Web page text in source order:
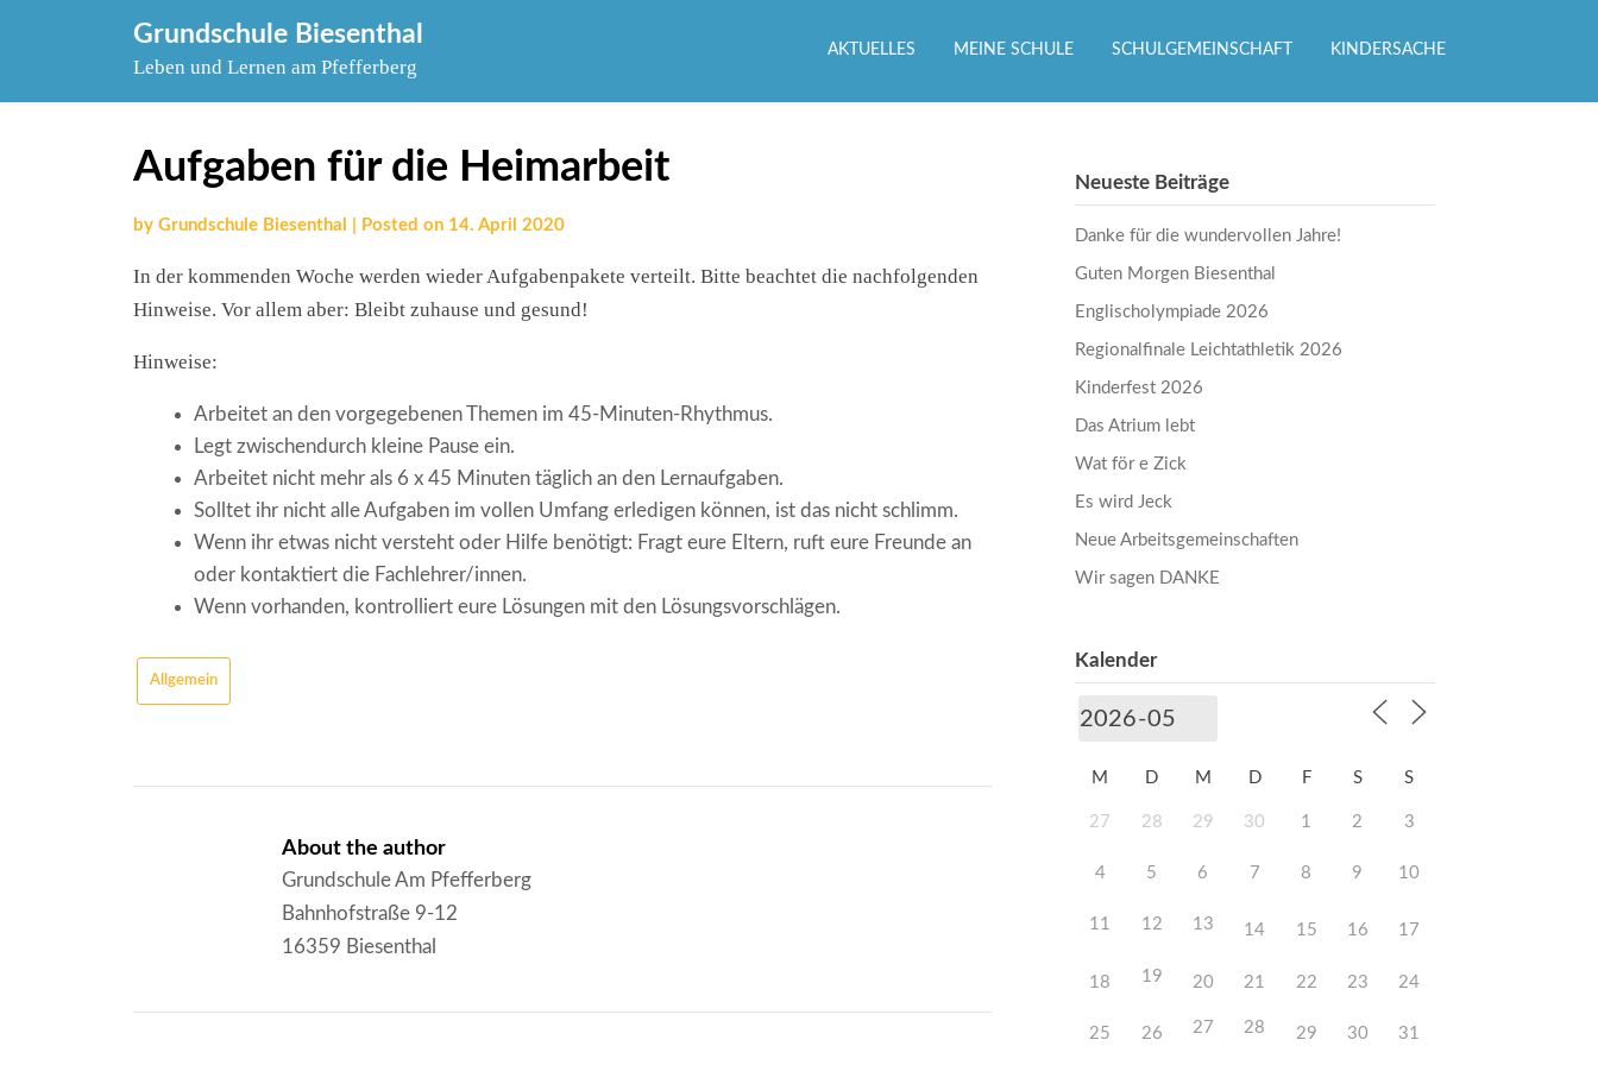
Grundschule Biesenthal
Leben und Lernen am Pfefferberg
AKTUELLES MEINE SCHULE SCHULGEMEINSCHAFT KINDERSACHE
Aufgaben für die Heimarbeit
by Grundschule Biesenthal Posted on 14. April 2020
In der kommenden Woche werden wieder Aufgabenpakete verteilt. Bitte beachtet die nachfolgenden
Hinweise. Vor allem aber: Bleibt zuhause und gesund!
Hinweise:
Arbeitet an den vorgegebenen Themen im 45-Minuten-Rhythmus.
Legt zwischendurch kleine Pause ein.
Arbeitet nicht mehr als 6 x 45 Minuten täglich an den Lernaufgaben.
Solltet ihr nicht alle Aufgaben im vollen Umfang erledigen können, ist das nicht schlimm.
Wenn ihr etwas nicht versteht oder Hilfe benötigt: Fragt eure Eltern, ruft eure Freunde an
oder kontaktiert die Fachlehrer/innen.
Wenn vorhanden, kontrolliert eure Lösungen mit den Lösungsvorschlägen.
Allgemein
About the author
Grundschule Am Pfefferberg
Bahnhofstraße 9-12
16359 Biesenthal
Neueste Beiträge
Danke für die wundervollen Jahre!
Guten Morgen Biesenthal
Englischolympiade 2026
Regionalfinale Leichtathletik 2026
Kinderfest 2026
Das Atrium lebt
Wat för e Zick
Es wird Jeck
Neue Arbeitsgemeinschaften
Wir sagen DANKE
Kalender
M D M D F S S
27 28 29 30 1 2 3
4 5 6 7 8 9 10
11 12 13 14 15 16 17
18 19 20 21 22 23 24
25 26 27 28 29 30 31